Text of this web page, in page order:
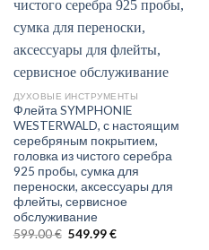
ДУХОВЫЕ ИНСТРУМЕНТЫ
Флейта SYMPHONIE
WESTERWALD, с настоящим
серебряным покрытием,
головка из чистого серебра
925 пробы, сумка для
переноски, аксессуары для
флейты, сервисное
обслуживание
599.00€ Original
549.99€Current